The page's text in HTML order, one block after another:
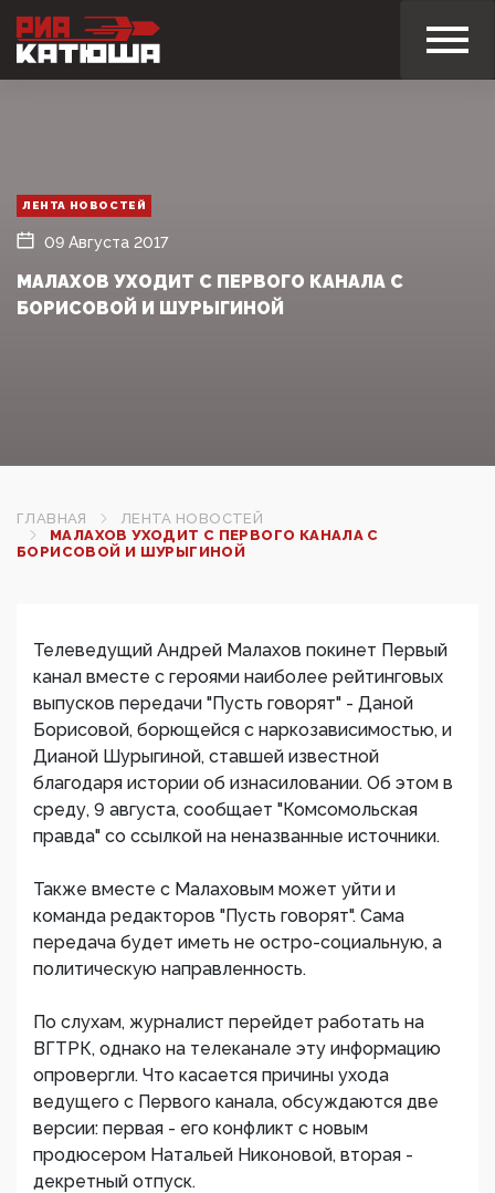
ЛЕНТА НОВОСТЕЙ
09 Августа 2017
МАЛАХОВ УХОДИТ С ПЕРВОГО КАНАЛА С
БОРИСОВОЙ И ШУРЫГИНОЙ
ГЛАВНАЯ
ЛЕНТА НОВОСТЕЙ
МАЛАХОВ УХОДИТ С ПЕРВОГО КАНАЛА С
БОРИСОВОЙ И ШУРЫГИНОЙ
Телеведущий Андрей Малахов покинет Первый
канал вместе с героями наиболее рейтинговых
выпусков передачи "Пусть говорят" - Даной
Борисовой, борющейся с наркозависимостью, и
Дианой Шурыгиной, ставшей известной
благодаря истории об изнасиловании. Об этом в
среду, 9 августа, сообщает "Комсомольская
правда" со ссылкой на неназванные источники.
Также вместе с Малаховым может уйти и
команда редакторов "Пусть говорят". Сама
передача будет иметь не остро-социальную, а
политическую направленность.
По слухам, журналист перейдет работать на
ВГТРК, однако на телеканале эту информацию
опровергли. Что касается причины ухода
ведущего с Первого канала, обсуждаются две
версии: первая - его конфликт с новым
продюсером Натальей Никоновой, вторая -
декретный отпуск.